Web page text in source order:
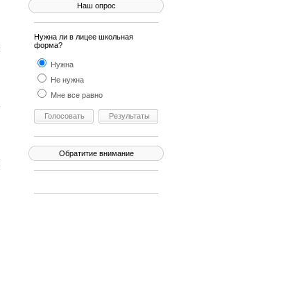
Наш опрос
Нужна ли в лицее школьная
форма?
Нужна
Не нужна
Мне все равно
Обратитие внимание